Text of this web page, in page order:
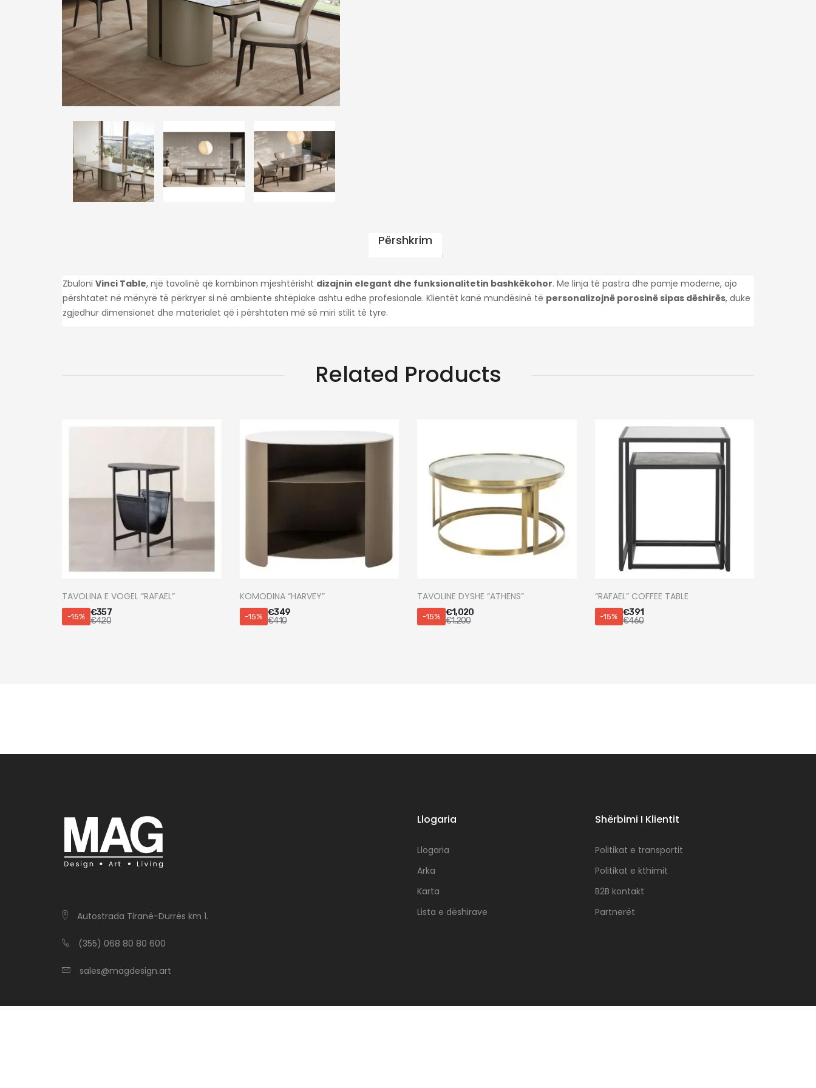
Përshkrim
Zbuloni Vinci Table, një tavolinë që kombinon mjeshtërisht dizajnin elegant dhe funksionalitetin bashkëkohor. Me linja të pastra dhe pamje moderne, ajo
përshtatet në mënyrë të përkryer si në ambiente shtëpiake ashtu edhe profesionale. Klientët kanë mundësinë të personalizojnë porosinë sipas dëshirës, duke
zgjedhur dimensionet dhe materialet që i përshtaten më së miri stilit të tyre.
Related Products
TAVOLINA E VOGEL “RAFAEL”
-15% €357
€420
KOMODINA “HARVEY”
-15% €349
€410
TAVOLINE DYSHE “ATHENS”
-15% €1,020
€1,200
“RAFAEL” COFFEE TABLE
-15% €391
€460
Autostrada Tiranë-Durrës km 1.
(355) 068 80 80 600
sales@magdesign.art
Llogaria
Llogaria
Arka
Karta
Lista e dëshirave
Shërbimi I Klientit
Politikat e transportit
Politikat e kthimit
B2B kontakt
Partnerët